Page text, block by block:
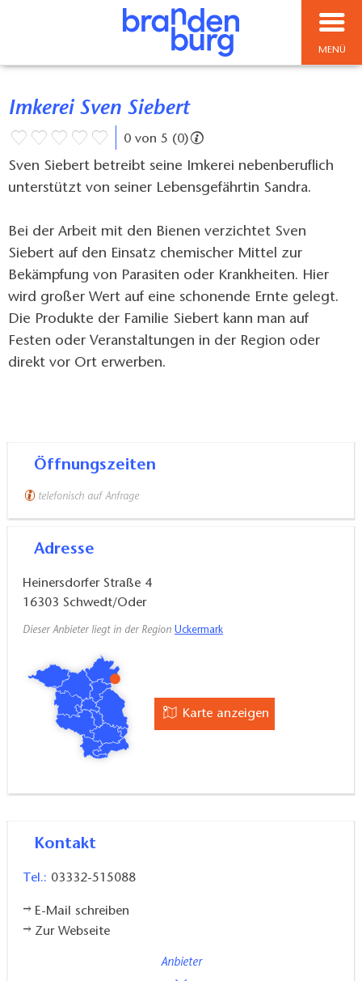
MENÜ
Imkerei Sven Siebert
0 von 5 (0)
Sven Siebert betreibt seine Imkerei nebenberuflich
unterstützt von seiner Lebensgefährtin Sandra.
Bei der Arbeit mit den Bienen verzichtet Sven
Siebert auf den Einsatz chemischer Mittel zur
Bekämpfung von Parasiten oder Krankheiten. Hier
wird großer Wert auf eine schonende Ernte gelegt.
Die Produkte der Familie Siebert kann man auf
Festen oder Veranstaltungen in der Region oder
direkt vor Ort erwerben.
Öffnungszeiten
telefonisch auf Anfrage
Adresse
Heinersdorfer Straße 4
16303 Schwedt/Oder
Dieser Anbieter liegt in der Region Uckermark
Karte anzeigen
Kontakt
Tel.: 03332-515088
E-Mail schreiben
Zur Webseite
Anbieter